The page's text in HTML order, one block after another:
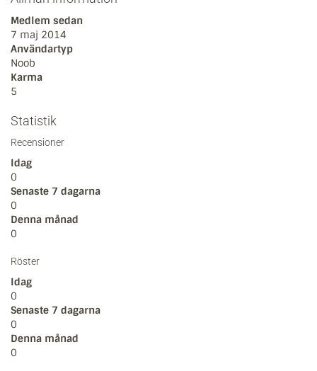
Medlem sedan
7 maj 2014
Användartyp
Noob
Karma
5
Statistik
Recensioner
Idag
0
Senaste 7 dagarna
0
Denna månad
0
Röster
Idag
0
Senaste 7 dagarna
0
Denna månad
0